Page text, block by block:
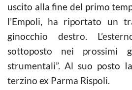
uscito alla fine del primo
l’Empoli, ha riportato un
ginocchio destro.
sottoposto nei prossimi
strumentali”. Al suo posto
terzino ex Parma Rispoli.